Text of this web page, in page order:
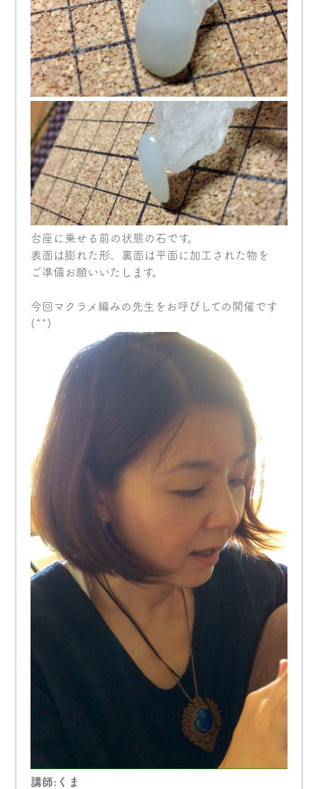
台座に乗せる前の状態の石です。
表面は膨れた形、裏面は平面に加工された物を
ご準備お願いいたします。
今回マクラメ編みの先生をお呼びしての開催です
(^^)
講師:くま